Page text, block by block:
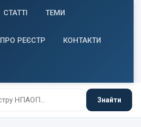
СТАТТІ ТЕМИ
ПРО РЕЄСТР КОНТАКТИ
Знайти